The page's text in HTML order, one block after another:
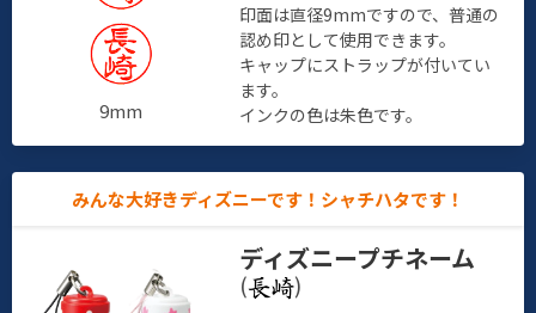
9mm
印面は直径9mmですので、普通の
認め印として使用できます。
キャップにストラップが付いてい
ます。
インクの色は朱色です。
みんな大好きディズニーです！シャチハタです！
ディズニープチネーム
( )